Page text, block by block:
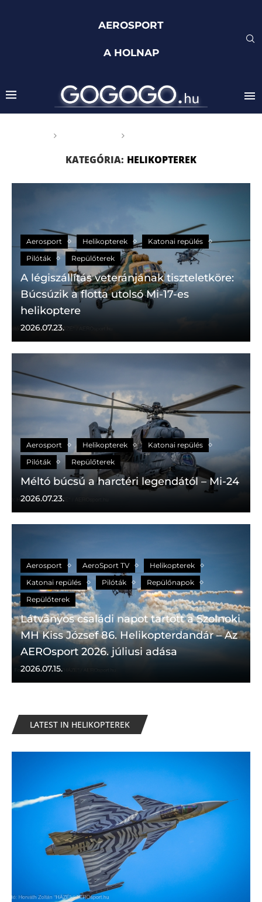
AEROSPORT
A HOLNAP
KATEGÓRIA: HELIKOPTEREK
Aerosport Helikopterek
Katonai repülés
Pilóták
Repülőterek
A légiszállítás veteránjának tiszteletköre:
Búcsúzik a flotta utolsó Mi-17-es
helikoptere
2026.07.23.
Aerosport Helikopterek
Katonai repülés
Pilóták
Repülőterek
Méltó búcsú a harctéri legendától – Mi-24
2026.07.23.
Aerosport AeroSport TV
Helikopterek
Katonai repülés
Pilóták
Repülőnapok
Repülőterek
Látványos családi napot tartott a Szolnoki
MH Kiss József 86. Helikopterdandár – Az
AEROsport 2026. júliusi adása
2026.07.15.
LATEST IN HELIKOPTEREK